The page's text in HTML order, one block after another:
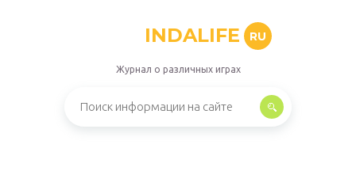
INDALIFE RU
Журнал о различных играх